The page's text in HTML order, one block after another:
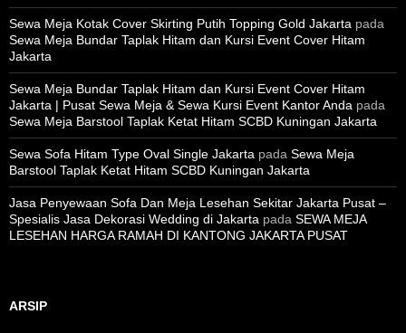
Sewa Meja Kotak Cover Skirting Putih Topping Gold Jakarta pada
Sewa Meja Bundar Taplak Hitam dan Kursi Event Cover Hitam
Jakarta
Sewa Meja Bundar Taplak Hitam dan Kursi Event Cover Hitam
Jakarta | Pusat Sewa Meja & Sewa Kursi Event Kantor Anda pada
Sewa Meja Barstool Taplak Ketat Hitam SCBD Kuningan Jakarta
Sewa Sofa Hitam Type Oval Single Jakarta pada Sewa Meja
Barstool Taplak Ketat Hitam SCBD Kuningan Jakarta
Jasa Penyewaan Sofa Dan Meja Lesehan Sekitar Jakarta Pusat –
Spesialis Jasa Dekorasi Wedding di Jakarta pada SEWA MEJA
LESEHAN HARGA RAMAH DI KANTONG JAKARTA PUSAT
ARSIP